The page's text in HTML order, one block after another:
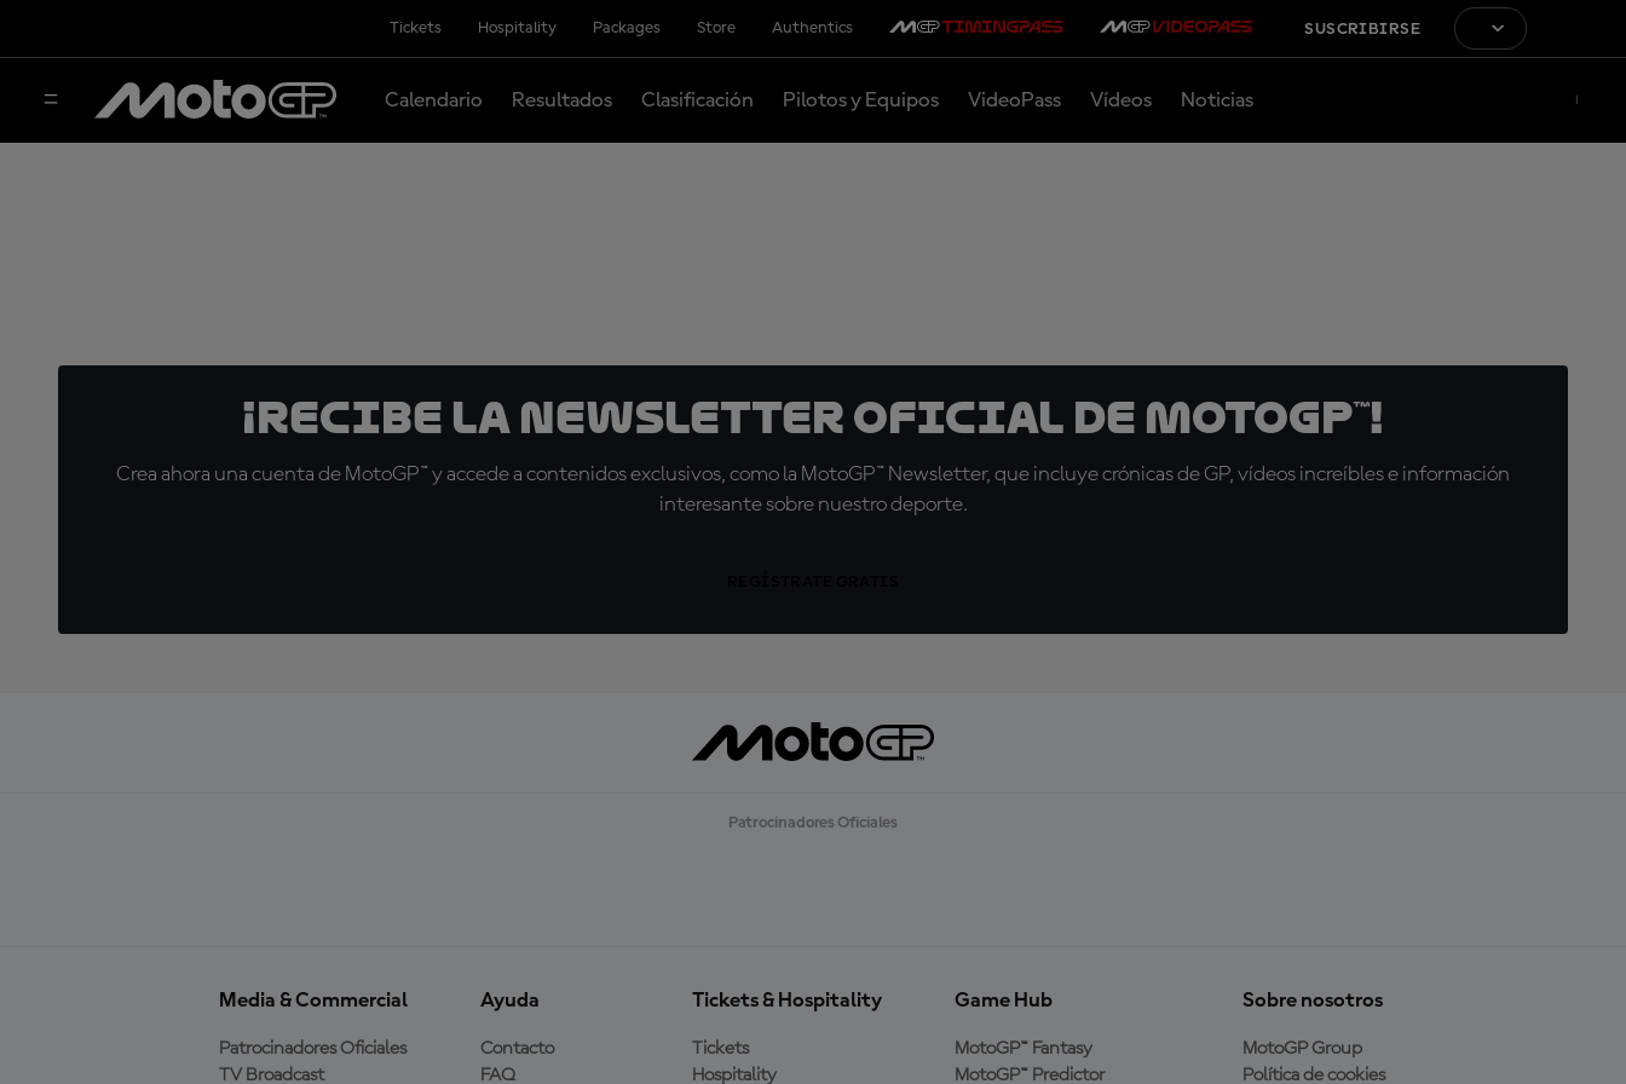
Tickets Hospitality Packages Store Authentics SUSCRIBIRSE
Calendario Resultados Clasificación Pilotos y Equipos VideoPass Vídeos Noticias
¡Recibe la Newsletter oficial de MotoGP™!
Crea ahora una cuenta de MotoGP™ y accede a contenidos exclusivos, como la MotoGP™ Newsletter, que incluye crónicas de GP, vídeos increíbles e información
interesante sobre nuestro deporte.
Patrocinadores Oficiales
Media & Commercial
Patrocinadores Oficiales
TV Broadcast
Ayuda
Contacto
FAQ
Tickets & Hospitality
Tickets
Hospitality
Game Hub
MotoGP™ Fantasy
MotoGP™ Predictor
Sobre nosotros
MotoGP Group
Política de cookies